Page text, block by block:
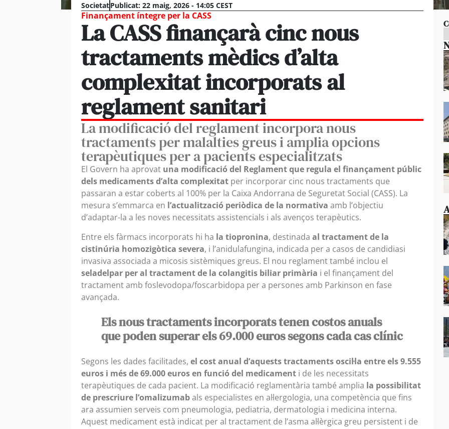
SocietatPublicat: 22 maig, 2026 - 14:05 CEST
Finançament íntegre per la CASS
La CASS finançarà cinc nous
tractaments mèdics d’alta
complexitat incorporats al
reglament sanitari
La modificació del reglament incorpora nous
tractaments per malalties greus i amplia opcions
terapèutiques per a pacients especialitzats
El Govern ha aprovat una modificació del Reglament que regula el finançament públic
dels medicaments d’alta complexitat per incorporar cinc nous tractaments que
passaran a estar coberts al 100% per la Caixa Andorrana de Seguretat Social (CASS). La
mesura s’emmarca en l’actualització periòdica de la normativa amb l’objectiu
d’adaptar-la a les noves necessitats assistencials i als avenços terapèutics.
Entre els fàrmacs incorporats hi ha la tiopronina, destinada al tractament de la
cistinúria homozigòtica severa, i l’anidulafungina, indicada per a casos de candidiasi
invasiva associada a micosis sistèmiques greus. El nou reglament també inclou el
seladelpar per al tractament de la colangitis biliar primària i el finançament del
tractament amb foslevodopa/foscarbidopa per a persones amb Parkinson en fase
avançada.
Els nous tractaments incorporats tenen costos anuals
que poden superar els 69.000 euros segons cada cas clínic
Segons les dades facilitades, el cost anual d’aquests tractaments oscil·la entre els 9.555
euros i més de 69.000 euros en funció del medicament i de les necessitats
terapèutiques de cada pacient. La modificació reglamentària també amplia la possibilitat
de prescriure l’omalizumabals especialistes en al·lergologia, una competència que fins
ara assumien serveis com pneumologia, pediatria, dermatologia i medicina interna.
Aquest medicament està indicat per al tractament de l’asma al·lèrgica greu persistent i de